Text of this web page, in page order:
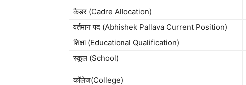
कैडर (Cadre Allocation)
वर्तमान पद (Abhishek Pallava Current Position)
शिक्षा (Educational Qualification)
स्कूल (School)
कॉलेज(College)